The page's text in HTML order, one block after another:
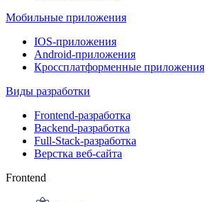
Мобильные приложения
IOS-приложения
Android-приложения
Кроссплатформенные приложения
Виды разработки
Frontend-разработка
Backend-разработка
Full-Stack-разработка
Верстка веб-сайта
Frontend